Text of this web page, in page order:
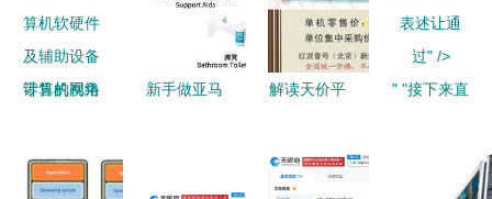
计算机网络
从理论走向
实践——计
新手做亚马
解读天价平
推领导专用
设备，零售
表述让通
过" />
" "接下来直
总 结束调